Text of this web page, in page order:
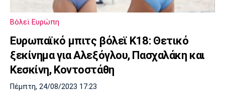
Βόλεϊ Ευρώπη
Ευρωπαϊκό μπιτς βόλεϊ Κ18: Θετικό
ξεκίνημα για Αλεξόγλου, Πασχαλάκη και
Κεσκίνη, Κοντοστάθη
Πέμπτη, 24/08/2023 17:23